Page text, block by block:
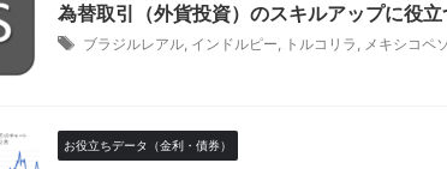
為替取引（外貨投資）のスキルアップに役
ブラジルレアル, インドルピー, トルコリラ , メキシコペソ
お役立ちデータ（金利・債券）